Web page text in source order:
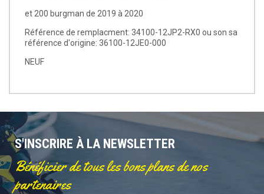
et 200 burgman de 2019 à 2020
Référence de remplacment: 34100-12JP2-RX0 ou son sa
référence d'origine: 36100-12JE0-000
NEUF
S'INSCRIRE À LA NEWSLETTER
Bénéficier de tous les bons plans de nos
partenaires